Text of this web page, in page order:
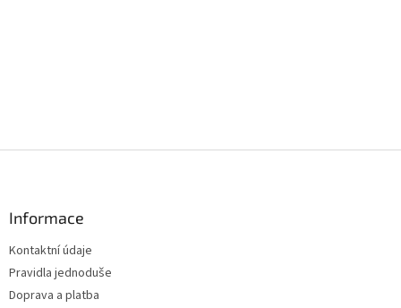
Informace
Kontaktní údaje
Pravidla jednoduše
Doprava a platba